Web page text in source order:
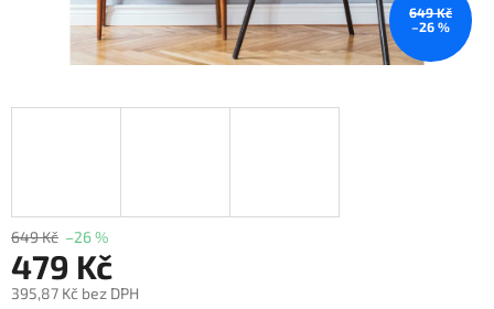
649 Kč
–26 %
649 Kč –26 %
479 Kč
395,87 Kč bez DPH